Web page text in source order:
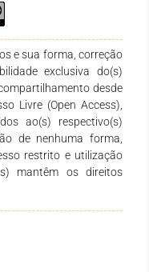
e sua forma, correção
exclusiva do(s)
desde
Livre (Open Access),
ao(s) respectivo(s)
de nenhuma forma,
restrito e utilização
mantêm os direitos